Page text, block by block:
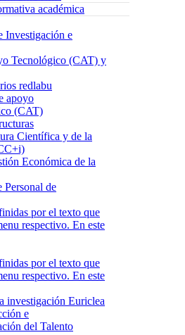
académica
Investigación e
Tecnológico (CAT) y
redlabu
apoyo
(CAT)
Científica y de la
Económica de la
Personal de
investigación Euriclea
e
del Talento